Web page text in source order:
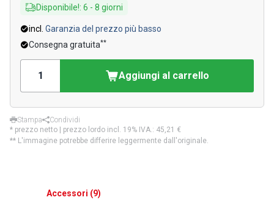
Disponibile!: 6 - 8 giorni
incl. Garanzia del prezzo più basso
Consegna gratuita**
Aggiungi al carrello
Stampa
Condividi
* prezzo netto | prezzo lordo incl. 19% IVA.: 45,21 €
** L'immagine potrebbe differire leggermente dall'originale.
Accessori (9)